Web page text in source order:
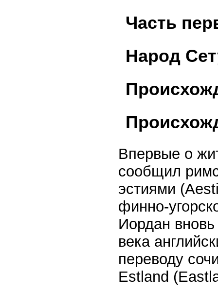
Часть
Народ
Впервые о
сообщил
эстиями
финно-
Иордан
века
переводу
Estland